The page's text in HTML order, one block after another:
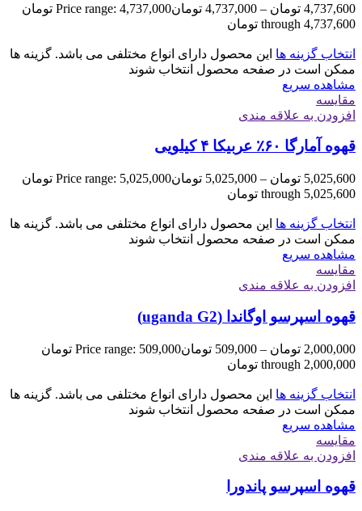
4,737,600 تومان –
4,737,000 تومان
Price range: 4,737,000 تومان
through 4,737,600 تومان
انتخاب گزینه ها این محصول دارای انواع مختلفی می باشد. گزینه ها
ممکن است در صفحه محصول انتخاب شوند
مشاهده سریع
مقایسه
افزودن به علاقه مندی
قهوه آمارگا ۶۰٪ عربیکا ۴ کیلویی
5,025,600 تومان –
5,025,000 تومان
Price range: 5,025,000 تومان
through 5,025,600 تومان
انتخاب گزینه ها این محصول دارای انواع مختلفی می باشد. گزینه ها
ممکن است در صفحه محصول انتخاب شوند
مشاهده سریع
مقایسه
افزودن به علاقه مندی
قهوه اسپرسو اوگاندا (uganda G2)
2,000,000 تومان –
509,000 تومان
Price range: 509,000 تومان
through 2,000,000 تومان
انتخاب گزینه ها این محصول دارای انواع مختلفی می باشد. گزینه ها
ممکن است در صفحه محصول انتخاب شوند
مشاهده سریع
مقایسه
افزودن به علاقه مندی
قهوه اسپرسو پاندورا